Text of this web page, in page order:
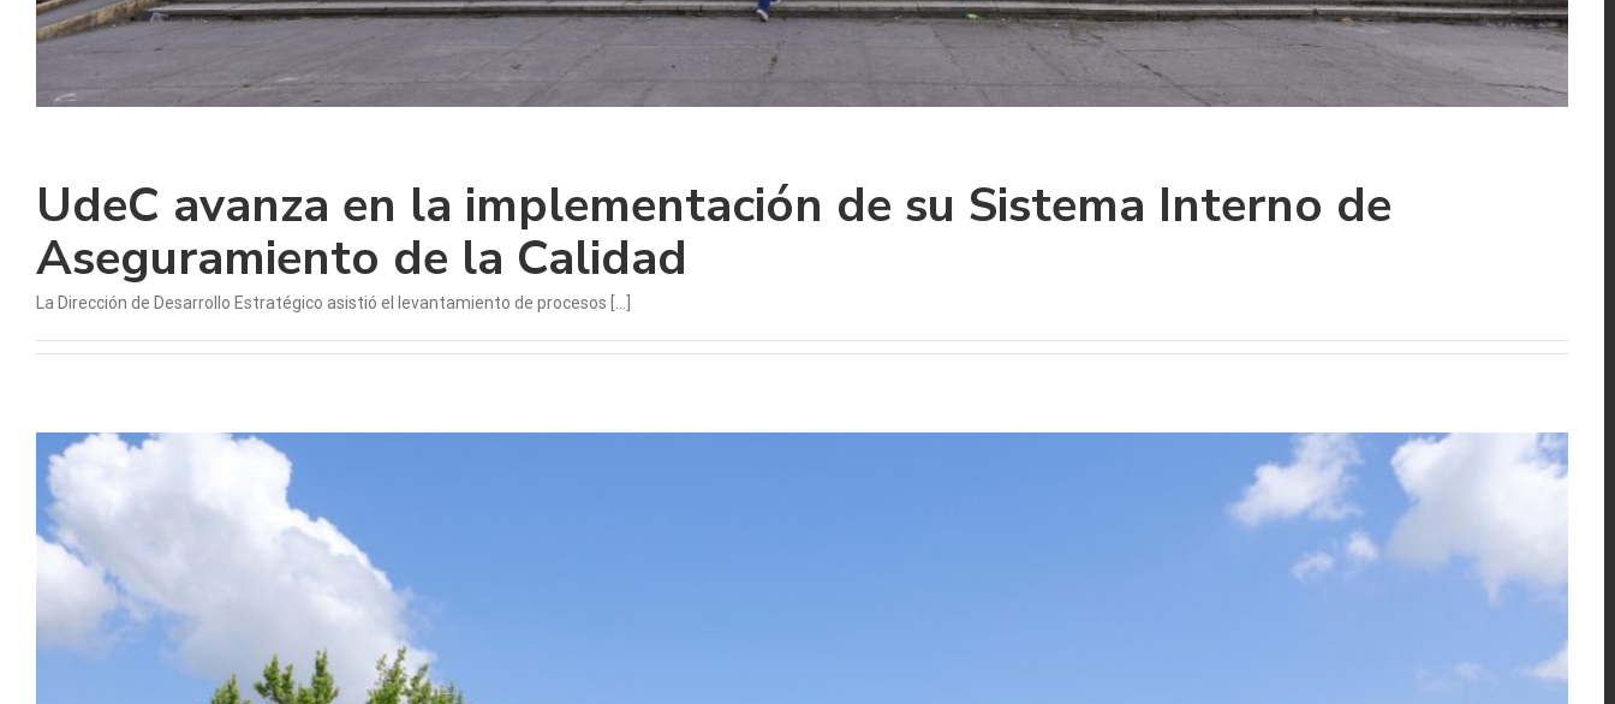
UdeC avanza en la implementación de su Sistema Interno de
Aseguramiento de la Calidad
La Dirección de Desarrollo Estratégico asistió el levantamiento de procesos [...]